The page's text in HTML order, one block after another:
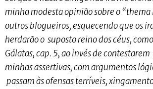
minha modesta opinião sobre o “thema
outros blogueiros, esquecendo que os
herdarão o suposto reino dos céus,
Gálatas, cap. 5, ao invés de
minhas assertivas, com argumentos
passam às ofensas terríveis,